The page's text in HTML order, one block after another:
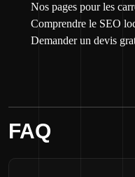
Nos pages pour les
Comprendre le SEO
Demander un devis
FAQ